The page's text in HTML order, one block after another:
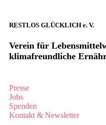
RESTLOS GLÜCKLICH e. V.
Verein für
klimafreundliche
Presse
Jobs
Spenden
Kontakt & Newsletter